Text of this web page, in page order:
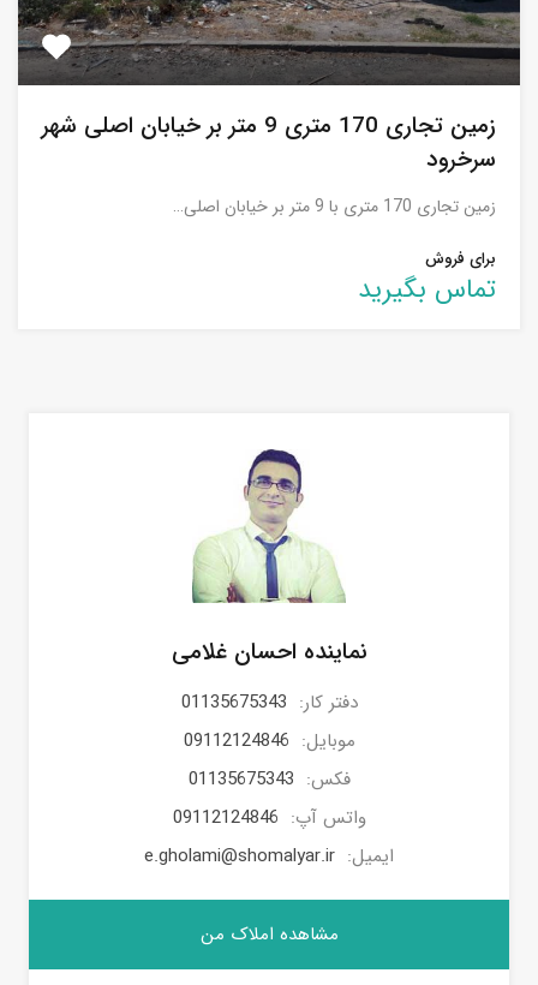
زمین تجاری 170 متری 9 متر بر خیابان اصلی شهر
سرخرود
زمین تجاری 170 متری با 9 متر بر خیابان اصلی…
برای فروش
تماس بگیرید
نماینده احسان غلامی
دفتر کار: 01135675343
موبایل: 09112124846
فکس: 01135675343
واتس آپ: 09112124846
ایمیل: e.gholami@shomalyar.ir
مشاهده املاک من